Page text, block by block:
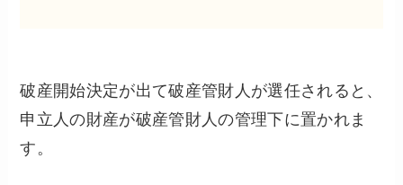
破産開始決定が出て破産管財人が選任されると、
申立人の財産が破産管財人の管理下に置かれま
す。